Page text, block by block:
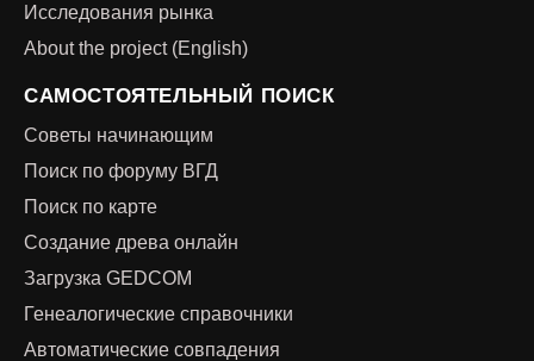
Исследования рынка
About the project (English)
САМОСТОЯТЕЛЬНЫЙ ПОИСК
Советы начинающим
Поиск по форуму ВГД
Поиск по карте
Создание древа онлайн
Загрузка GEDCOM
Генеалогические справочники
Автоматические совпадения